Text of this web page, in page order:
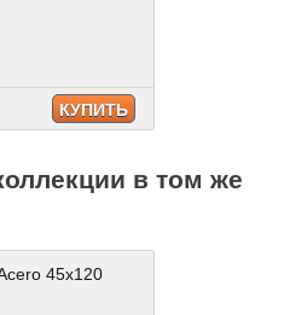
КУПИТЬ
в том же
45x120